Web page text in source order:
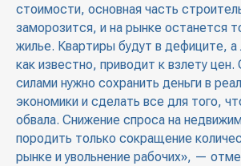
стоимости, основная часть
заморозится, и на рынке останется
жилье. Квартиры будут в дефиците,
как известно, приводит к взлету
силами нужно сохранить деньги в
экономики и сделать все для того,
обвала. Снижение спроса на
породить только сокращение
рынке и увольнение рабочих», —